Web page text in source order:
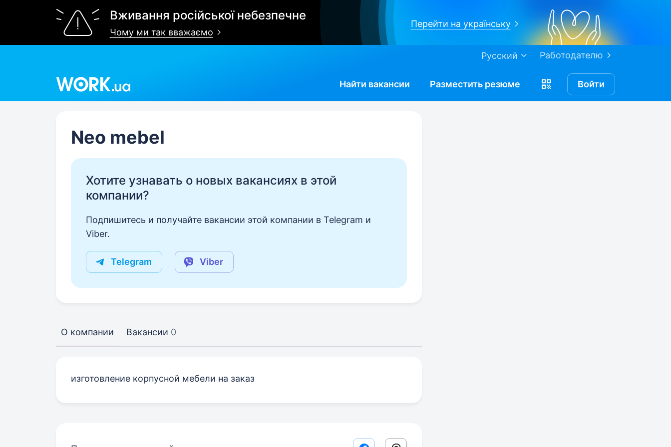
Вживання російської небезпечне
Чому ми так вважаємо
Перейти на українську
Работодателю
Русский
Найти вакансии Разместить резюме Войти
Neo mebel
Хотите узнавать о новых вакансиях в этой
компании?
Подпишитесь и получайте вакансии этой компании в Telegram и
Viber.
Telegram Viber
О компании Вакансии 0
изготовление корпусной мебели на заказ